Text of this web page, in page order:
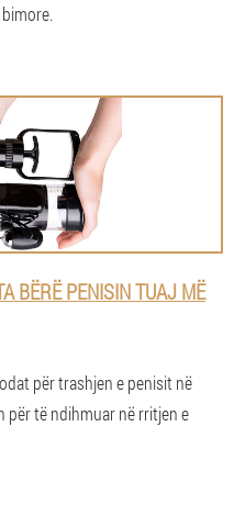
BËRË PENISIN TUAJ MË
për trashjen e penisit në
për të ndihmuar në rritjen e